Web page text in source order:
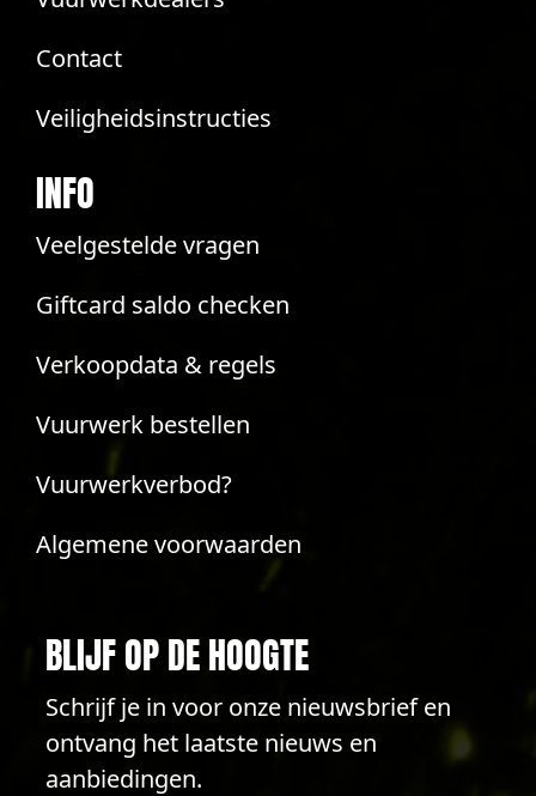
Contact
Veiligheidsinstructies
INFO
Veelgestelde vragen
Giftcard saldo checken
Verkoopdata & regels
Vuurwerk bestellen
Vuurwerkverbod?
Algemene voorwaarden
BLIJF OP DE HOOGTE
Schrijf je in voor onze nieuwsbrief en
ontvang het laatste nieuws en
aanbiedingen.